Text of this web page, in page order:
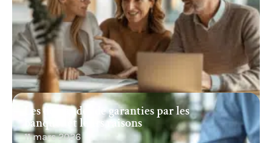
Les demandes de garanties par les
banques et leurs raisons
11 mars 2026